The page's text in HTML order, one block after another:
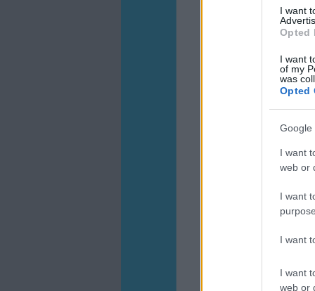
I want
Opted
I want
of my
was
Opted
Google
I want
web or
I want
I want
I want
web or